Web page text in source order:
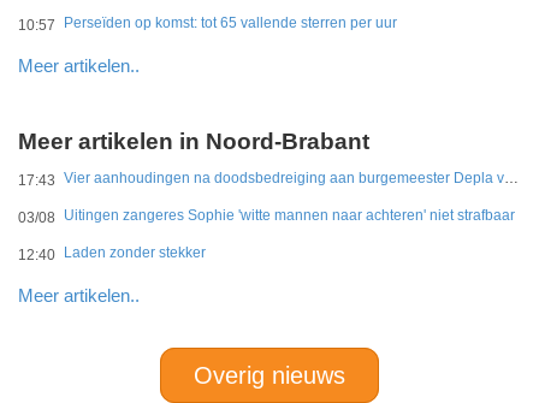
10:57 Perseïden op komst: tot 65 vallende sterren per uur
Meer artikelen..
Meer artikelen in Noord-Brabant
17:43 Vier aanhoudingen na doodsbedreiging aan burgemeester Depla van Breda
03/08 Uitingen zangeres Sophie 'witte mannen naar achteren' niet strafbaar
12:40 Laden zonder stekker
Meer artikelen..
Overig nieuws